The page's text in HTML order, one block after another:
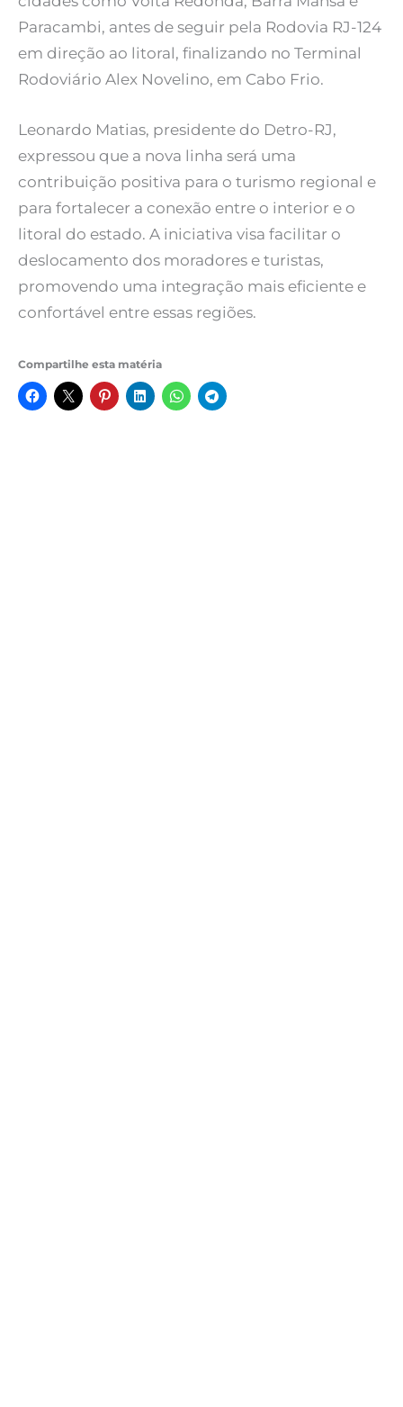
Paracambi, antes de seguir pela Rodovia RJ-124
em direção ao litoral, finalizando no Terminal
Rodoviário Alex Novelino, em Cabo Frio.
Leonardo Matias, presidente do Detro-RJ,
expressou que a nova linha será uma
contribuição positiva para o turismo regional e
para fortalecer a conexão entre o interior e o
litoral do estado. A iniciativa visa facilitar o
deslocamento dos moradores e turistas,
promovendo uma integração mais eficiente e
confortável entre essas regiões.
Compartilhe esta matéria